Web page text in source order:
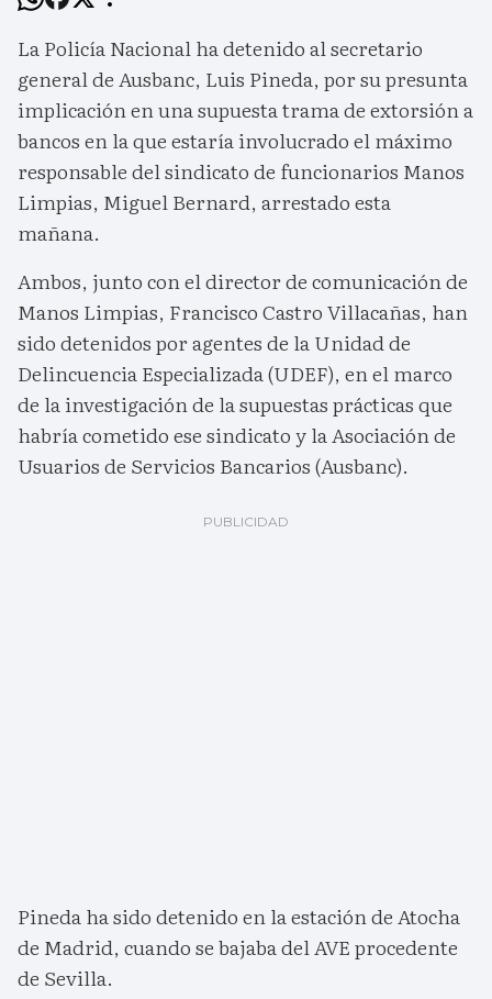
La Policía Nacional ha detenido al secretario
general de Ausbanc, Luis Pineda, por su presunta
implicación en una supuesta trama de extorsión a
bancos en la que estaría involucrado el máximo
responsable del sindicato de funcionarios Manos
Limpias, Miguel Bernard, arrestado esta
mañana.
Ambos, junto con el director de comunicación de
Manos Limpias, Francisco Castro Villacañas, han
sido detenidos por agentes de la Unidad de
Delincuencia Especializada (UDEF), en el marco
de la investigación de la supuestas prácticas que
habría cometido ese sindicato y la Asociación de
Usuarios de Servicios Bancarios (Ausbanc).
Pineda ha sido detenido en la estación de Atocha
de Madrid, cuando se bajaba del AVE procedente
de Sevilla.